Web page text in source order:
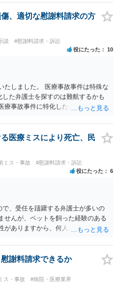
ので弁護士費用を支払う価値はあ
い。
、適切な慰謝料請求の方
談 #慰謝料請求・訴訟
役にたった 10
しました。 医療事故事件は特殊な
た弁護士を探すのは難航するかも
療事故事件に特化した弁護士でなく
が、本件では過失自体には争いが
イントになります。 損害額に立証に
発想で考えればよいので、対応でき
の交渉については、ご自身で対応さ
手方保険会社は容易に増額に応じ
も、裁判基準での和解は難しい）
ことにより提示額が大きく変わるこ
護士に依頼した上での交渉をお勧
医療ミスにより死亡、民
ミス・事故 #慰謝料請求・訴訟
役にたった 6
、受任を躊躇する弁護士が多いの
せんが、ペットを飼った経験のある
がありますから、何人か問い合わせ
謝料請求できるか
ス・事故
#病院・医療業界